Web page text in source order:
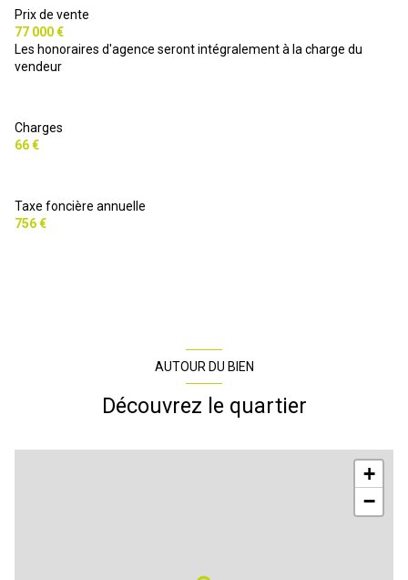
Prix de vente
77 000 €
Les honoraires d'agence seront intégralement à la charge du
vendeur
Charges
66 €
Taxe foncière annuelle
756 €
AUTOUR DU BIEN
Découvrez le quartier
+
−